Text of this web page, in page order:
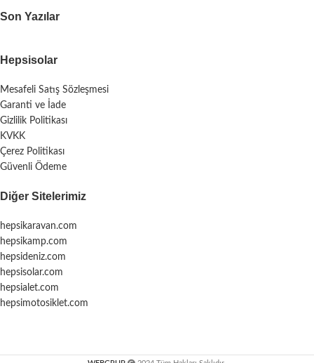
Son Yazılar
Hepsisolar
Mesafeli Satış Sözleşmesi
Garanti ve İade
Gizlilik Politikası
KVKK
Çerez Politikası
Güvenli Ödeme
Diğer Sitelerimiz
hepsikaravan.com
hepsikamp.com
hepsideniz.com
hepsisolar.com
hepsialet.com
hepsimotosiklet.com